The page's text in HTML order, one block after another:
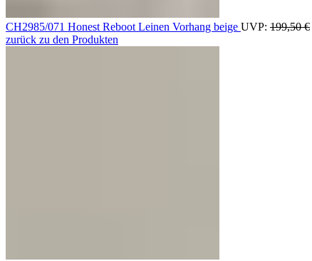
CH2985/071 Honest Reboot Leinen Vorhang beige UVP: 199,50€
zurück zu den Produkten